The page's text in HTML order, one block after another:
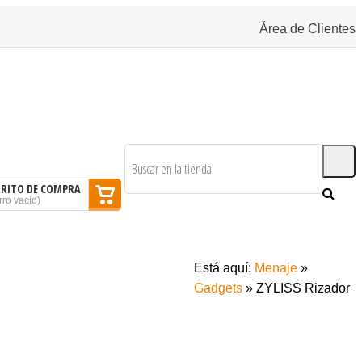
Área de Clientes
DE COMPRA
vacío)
Está aquí: Menaje »
Gadgets » ZYLISS Rizador